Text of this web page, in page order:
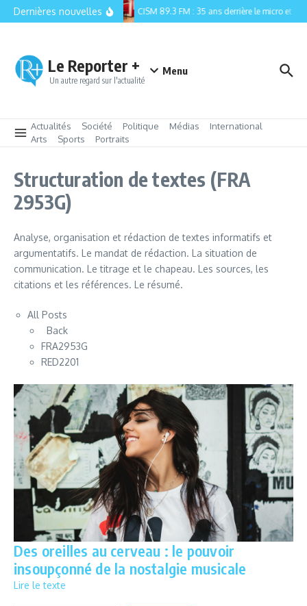
Aller au contenu
Dernières nouvelles CISM 89.3 FM : 35 ans derrière le micro et la
Le Reporter +
Un autre regard sur l'actualité
Menu
Actualités Société Politique Médias
International
Arts
Sports Portraits
Structuration de textes (FRA
2953G)
Analyse, organisation et rédaction de textes informatifs et
argumentatifs. Le mandat de rédaction. La situation de
communication. Le titrage et le chapeau. Les sources, les
citations et les références. Le résumé.
All Posts
Back
FRA2953G
RED2201
Des oreilles au cerveau : le pouvoir
insoupçonné de la nostalgie musicale
Lire le texte